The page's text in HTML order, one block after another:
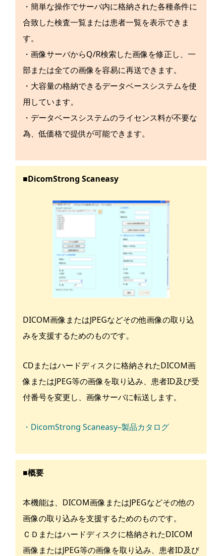
・簡単な操作でサーバ内に格納された各種条件に
合致した検査一覧または患者一覧を表示できま
す。
・画像サーバからQ/R検索した画像を修正し、一
部または全ての画像を容易に再送できます。
・大容量の格納できるデータベースシステムを使
用しています。
・データベースシステムのライセンス料が不要な
為、低価格で提供が可能できます。
■DicomStrong Scaneasy
DICOM画像またはJPEGなどその他画像の取り込
みを支援するためのものです。
CDまたはハードディスクに格納されたDICOM画
像またはJPEG等の画像を取り込み、患者ID及び受
付番号を変更し、画像サーバに転送します。
・DicomStrong Scaneasy–製品カタログ
■概要
本機能は、DICOM画像またはJPEGなどその他の
画像の取り込みを支援するためのものです。
ＣＤまたはハードディスクに格納されたDICOM
画像またはJPEG等の画像を取り込み、患者ID及び